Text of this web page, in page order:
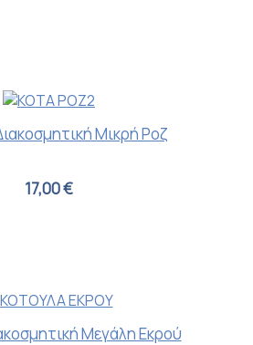
Μικρή Ροζ
17,00 €
Μεγάλη Εκρού